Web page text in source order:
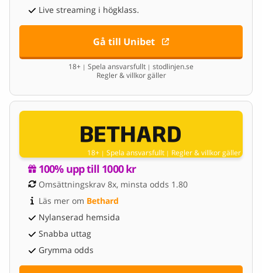
Live streaming i högklass.
Gå till Unibet
18+ | Spela ansvarsfullt | stodlinjen.se
Regler & villkor gäller
18+ | Spela ansvarsfullt | Regler & villkor gäller
100% upp till 1000 kr
Omsättningskrav 8x, minsta odds 1.80
Läs mer om Bethard
Nylanserad hemsida
Snabba uttag
Grymma odds